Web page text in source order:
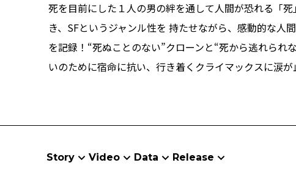
死を目前にした１人の男の絆を通して人間が恐れる「
き、SFというジャンル性を 持たせながら、感動的な人
を記録！“死ぬことのない”クローンと“死から逃れられ
いのために宿命に抗い、行き着くクライマックスに涙が
Story Video Data Release